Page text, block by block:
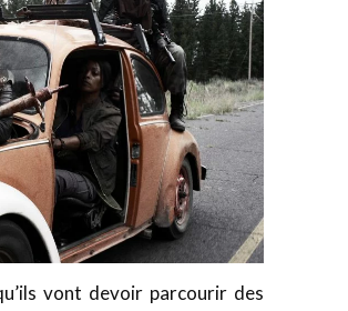
vont devoir parcourir des